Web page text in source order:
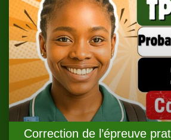
Correction de l’épreuve